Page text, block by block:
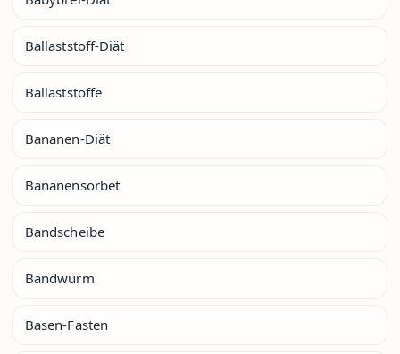
Ballaststoff-Diät
Ballaststoffe
Bananen-Diät
Bananensorbet
Bandscheibe
Bandwurm
Basen-Fasten